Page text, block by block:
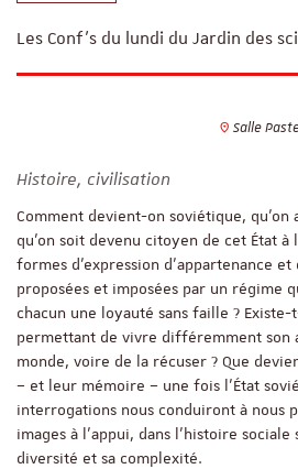
Les Conf's du lundi du Jardin des
Salle
Histoire, civilisation
Comment devient-on soviétique, qu’on
qu’on soit devenu citoyen de cet État à
formes d’expression d’appartenance
proposées et imposées par un régime
chacun une loyauté sans faille ?
permettant de vivre différemment son
monde, voire de la récuser ? Que
– et leur mémoire – une fois l’État
interrogations nous conduiront à nous
images à l’appui, dans l’histoire
diversité et sa complexité.